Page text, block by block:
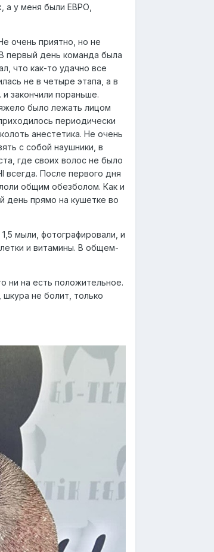
а у меня были ЕВРО,
очень приятно, но не
первый день команда была
что как-то удачно все
не в четыре этапа, а в
закончили пораньше.
было лежать лицом
периодически
анестетика. Не очень
с собой наушники, в
где своих волос не было
всегда. После первого дня
общим обезболом. Как и
день прямо на кушетке во
мыли, фотографировали, и
и витамины. В общем-
ни на есть положительное.
не болит, только